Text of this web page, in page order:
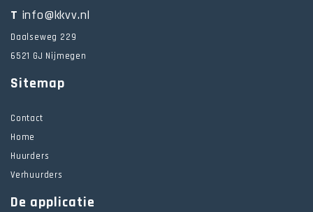
T info@kkvv.nl
Daalseweg 229
6521 GJ Nijmegen
Sitemap
Contact
Home
Huurders
Verhuurders
De applicatie